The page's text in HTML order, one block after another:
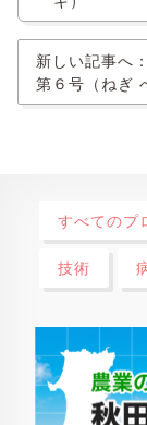
新しい記事へ
第６号（ねぎ
すべてのプ
技術